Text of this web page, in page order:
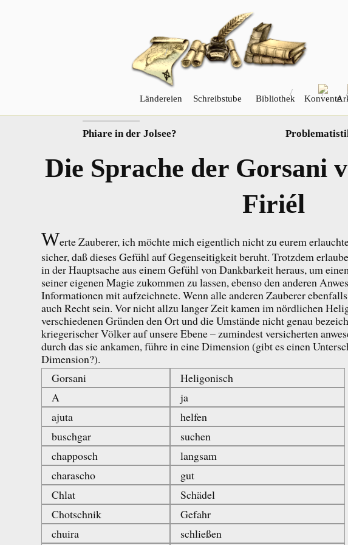
Ländereien Schreibstube Bibliothek Konvente
Die Sprache der Gorsani
Firiél
Werte Zauberer, ich möchte mich eigentlich nicht zu eurem
sicher, daß dieses Gefühl auf Gegenseitigkeit beruht. Trotzdem
in der Hauptsache aus einem Gefühl von Dankbarkeit heraus, um
seiner eigenen Magie zukommen zu lassen, ebenso den anderen
Informationen mit aufzeichnete. Wenn alle anderen Zauberer
auch Recht sein. Vor nicht allzu langer Zeit kamen im nördlichen
verschiedenen Gründen den Ort und die Umstände nicht genau
kriegerischer Völker auf unsere Ebene – zumindest versicherten
durch das sie ankamen, führe in eine Dimension (gibt es einen
Dimension?).
Gorsani
Heligonisch
A
ja
ajuta
helfen
buschgar
suchen
chapposch
langsam
charascho
gut
Chlat
Schädel
Chotschnik
Gefahr
chuira
schließen
Phiare in der Jolsee?